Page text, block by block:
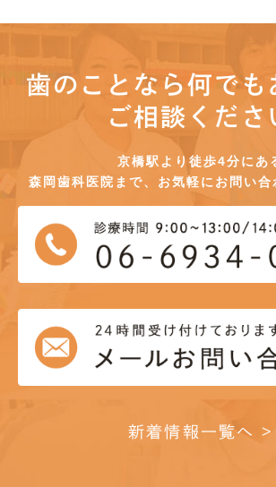
歯のことなら何でも
ご相談くださ
京橋駅より徒歩4分にあ
森岡歯科医院まで、お気軽にお問い合
新着情報一覧へ >